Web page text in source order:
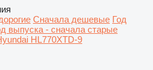
Сначала дешевые Год
выпуска - сначала старые